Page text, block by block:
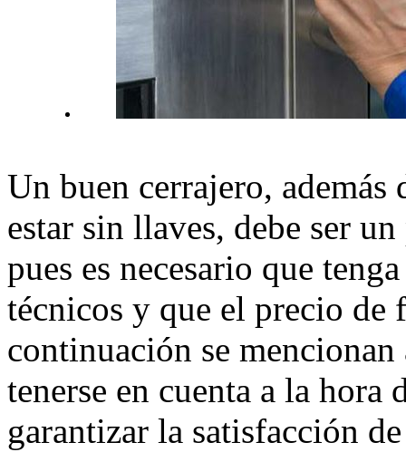
Un buen cerrajero, además
estar sin llaves, debe ser
pues es necesario que
técnicos y que el precio de
continuación se
tenerse en cuenta a la hora
garantizar la satisfacción